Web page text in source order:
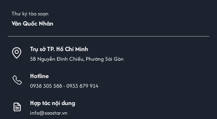
Thư ký tòa soạn
Văn Quốc Nhân
Trụ sở TP. Hồ Chí Minh
5B Nguyễn Đình Chiểu, Phường Sài Gòn
Hotline
0938 305 588 -0933 879 914
Hợp tác nội dung
info@saostar.vn